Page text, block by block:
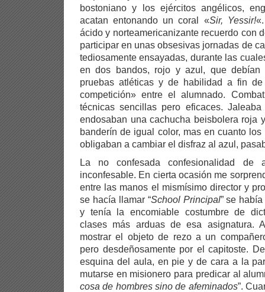
bostoniano y los ejércitos angélicos,
acatan entonando un coral «Sir, Yessir!
ácido y norteamericanizante recuerdo con
participar en unas obsesivas jornadas de
tediosamente ensayadas, durante las
en dos bandos, rojo y azul, que
pruebas atléticas y de habilidad a fin
competición» entre el alumnado.
técnicas sencillas pero eficaces.
endosaban una cachucha beisbolera roja
banderín de igual color, mas en cuanto los
obligaban a cambiar el disfraz al azul,
La no confesada confesionalidad de
inconfesable. En cierta ocasión me
entre las manos el mismísimo director y
se hacía llamar “School Principal” se
y tenía la encomiable costumbre de
clases más arduas de esa asignatura.
mostrar el objeto de rezo a un
pero desdeñosamente por el capitoste.
esquina del aula, en pie y de cara a la
mutarse en misionero para predicar al
cosa de hombres sino de afeminados”.